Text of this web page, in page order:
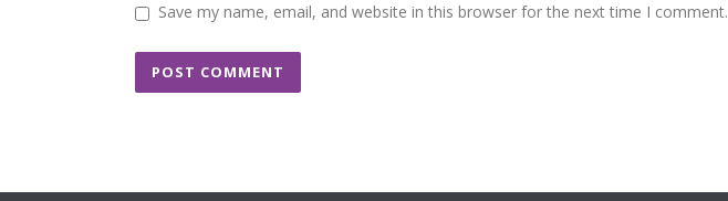
Save my name, email, and website in this browser for the next time I comment.